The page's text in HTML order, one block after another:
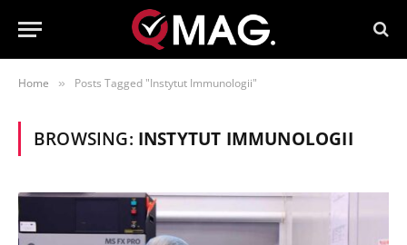
Home » Posts Tagged "Instytut Immunologii"
BROWSING: INSTYTUT IMMUNOLOGII